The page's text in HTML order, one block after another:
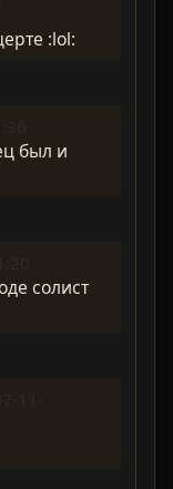
:lol:
был и
солист